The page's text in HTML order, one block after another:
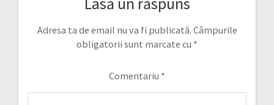
Adresa ta de email nu va fi publicată. Câmpurile
obligatorii sunt marcate cu *
Comentariu *